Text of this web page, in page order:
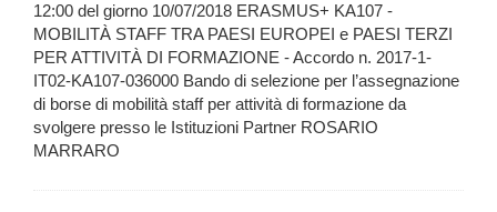
12:00 del giorno 10/07/2018 ERASMUS+ KA107 -
MOBILITÀ STAFF TRA PAESI EUROPEI e PAESI TERZI
PER ATTIVITÀ DI FORMAZIONE - Accordo n. 2017-1-
IT02-KA107-036000 Bando di selezione per l’assegnazione
di borse di mobilità staff per attività di formazione da
svolgere presso le Istituzioni Partner ROSARIO
MARRARO